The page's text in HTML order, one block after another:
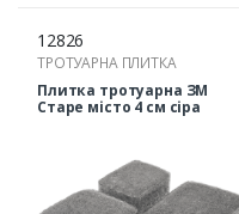
12826
ТРОТУАРНА ПЛИТКА
Плитка тротуарна ЗМ
Старе місто 4 см сіра